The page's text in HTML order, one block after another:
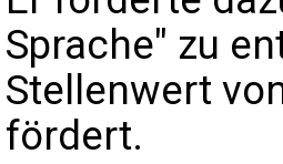
Sprache" zu
Stellenwert
fördert.